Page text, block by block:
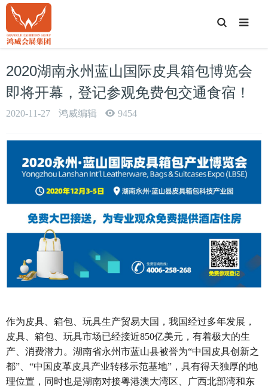
T
o
g
e
S
e
a
r
2020湖南永州蓝山国际皮具箱包博览会
即将开幕，登记参观免费包交通食宿！
2020-11-27 鸿威编辑 9454
作为皮具、箱包、玩具生产贸易大国，我国经过多年发展，
皮具、箱包、玩具市场已经接近850亿美元，有着极大的生
产、消费潜力。湖南省永州市蓝山县被誉为“中国皮具创新之
都”、“中国皮革皮具产业转移示范基地”，具有得天独厚的地
理位置，同时也是湖南对接粤港澳大湾区、广西北部湾和东